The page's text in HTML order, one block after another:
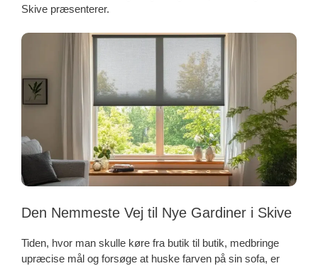
Skive præsenterer.
Den Nemmeste Vej til Nye Gardiner i Skive
Tiden, hvor man skulle køre fra butik til butik, medbringe
upræcise mål og forsøge at huske farven på sin sofa, er